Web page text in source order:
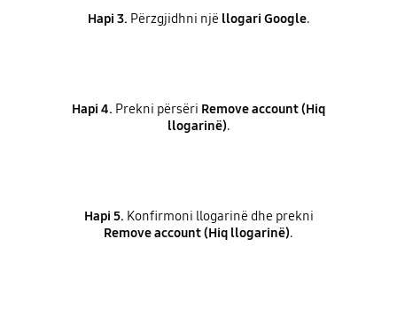
Hapi 3. Përzgjidhni një llogari Google.
Hapi 4. Prekni përsëri Remove account (Hiq
llogarinë).
Hapi 5. Konfirmoni llogarinë dhe prekni
Remove account (Hiq llogarinë).